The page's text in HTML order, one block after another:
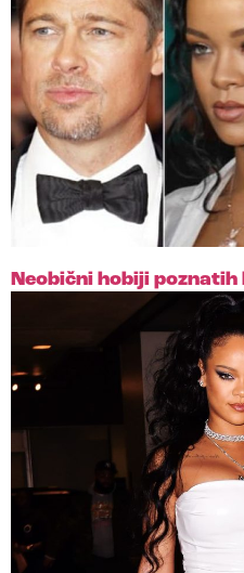
Neobični hobiji